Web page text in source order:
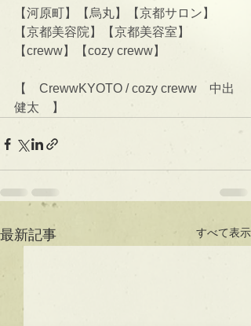
【河原町】【烏丸】【京都サロン】
【京都美容院】【京都美容室】
【creww】【cozy creww】
【　CrewwKYOTO / cozy creww　中出
健太　】
最新記事 すべて表示